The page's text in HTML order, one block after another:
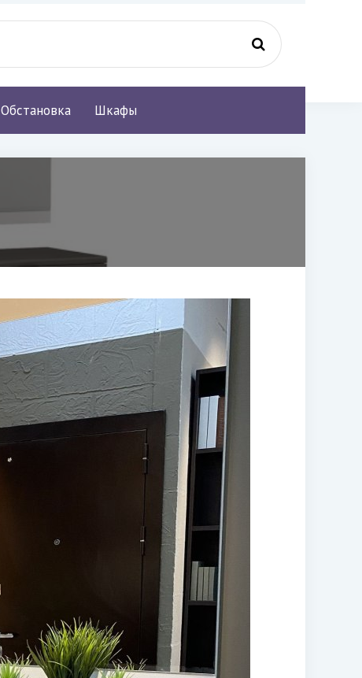
Обстановка Шкафы